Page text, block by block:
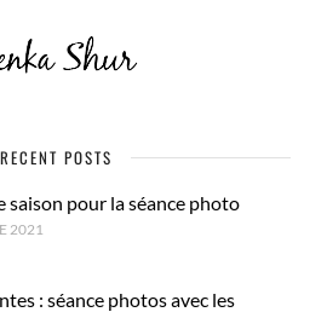
RECENT POSTS
saison pour la séance photo
2021
: séance photos avec les